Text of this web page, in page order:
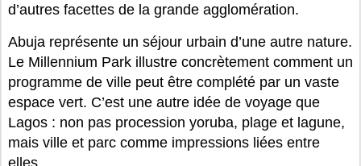
d’autres facettes de la grande agglomération.
Abuja représente un séjour urbain d’une autre nature.
Le Millennium Park illustre concrètement comment un
programme de ville peut être complété par un vaste
espace vert. C’est une autre idée de voyage que
Lagos : non pas procession yoruba, plage et lagune,
mais ville et parc comme impressions liées entre
elles.